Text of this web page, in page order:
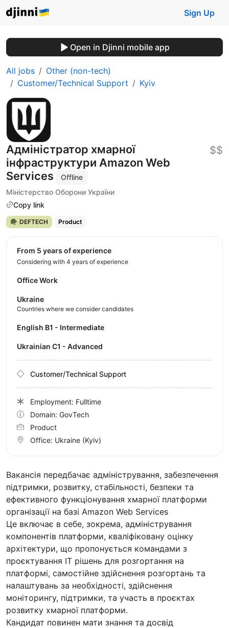
Sign Up
Open in Djinni mobile app
All jobs
Other (non-tech)
Customer/Technical Support
Kyiv
Адміністратор хмарної
інфраструктури Amazon Web
Services
Offline
Міністерство Оборони України
Copy link
$$
🪖 DEFTECH Product
Вакансія передбачає адміністрування, забезпечення
підтримки, розвитку, стабільності, безпеки та
ефективного функціонування хмарної платформи
організації на базі Amazon Web Services
Це включає в себе, зокрема, адміністрування
компонентів платформи, кваліфіковану оцінку
архітектури, що пропонується командами з
проєктування ІТ рішень для розгортання на
платформі, самостійне здійснення розгортань та
налаштувань за необхідності, здійснення
моніторингу, підтримки, та участь в проєктах
розвитку хмарної платформи.
Кандидат повинен мати знання та досвід
from 5 years of experience
Considering with 4 years of experience
Office Work
Ukraine
Countries where we consider candidates
English B1 - Intermediate
Ukrainian C1 - Advanced
Customer/Technical Support
Employment: Fulltime
Domain: GovTech
Product
Office: Ukraine (Kyiv)